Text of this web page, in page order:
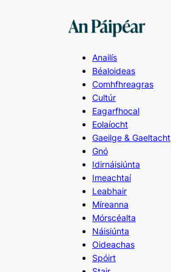
Anailís
Béaloideas
Comhfhreagras
Cultúr
Eagarfhocal
Eolaíocht
Gaeilge & Gaeltacht
Gnó
Idirnáisiúnta
Imeachtaí
Leabhair
Míreanna
Mórscéalta
Náisiúnta
Oideachas
Spóirt